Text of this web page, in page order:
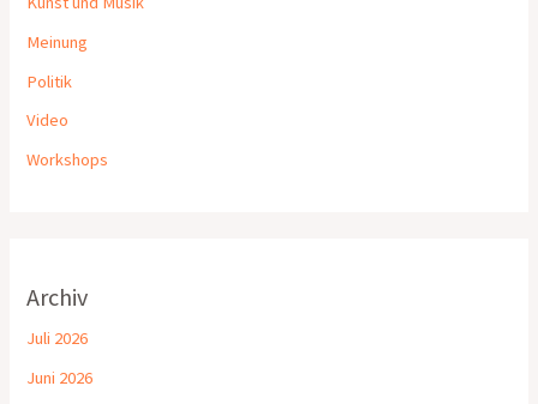
Meinung
Politik
Video
Workshops
Archiv
Juli 2026
Juni 2026